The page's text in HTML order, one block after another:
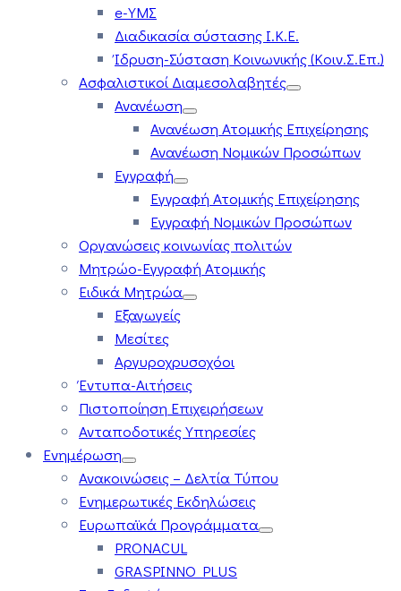
e-ΥΜΣ
Διαδικασία σύστασης Ι.Κ.Ε.
Ίδρυση-Σύσταση Κοινωνικής (Κοιν.Σ.Επ.)
Ασφαλιστικοί Διαμεσολαβητές
Ανανέωση
Ανανέωση Ατομικής Επιχείρησης
Ανανέωση Νομικών Προσώπων
Εγγραφή
Εγγραφή Ατομικής Επιχείρησης
Εγγραφή Νομικών Προσώπων
Οργανώσεις κοινωνίας πολιτών
Μητρώο-Εγγραφή Ατομικής
Ειδικά Μητρώα
Εξαγωγείς
Μεσίτες
Αργυροχρυσοχόοι
Έντυπα-Αιτήσεις
Πιστοποίηση Επιχειρήσεων
Ανταποδοτικές Υπηρεσίες
Ενημέρωση
Ανακοινώσεις – Δελτία Τύπου
Ενημερωτικές Εκδηλώσεις
Ευρωπαϊκά Προγράμματα
PRONACUL
GRASPINNO PLUS